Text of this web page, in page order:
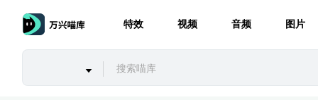
特效 视频 音频 图片